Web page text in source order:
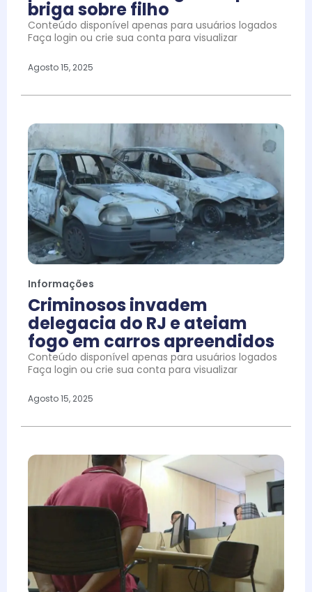
briga sobre filho
Conteúdo disponível apenas para usuários logados
Faça login ou crie sua conta para visualizar
Agosto 15, 2025
Informações
Criminosos invadem
delegacia do RJ e ateiam
fogo em carros apreendidos
Conteúdo disponível apenas para usuários logados
Faça login ou crie sua conta para visualizar
Agosto 15, 2025